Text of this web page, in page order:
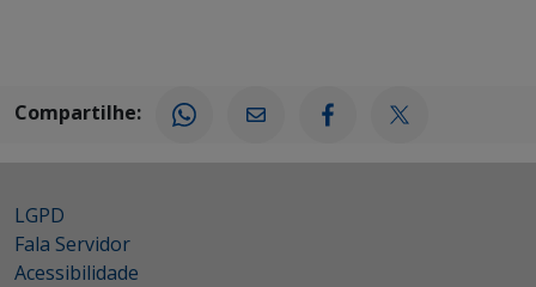
Compartilhe:
LGPD
Fala Servidor
Acessibilidade